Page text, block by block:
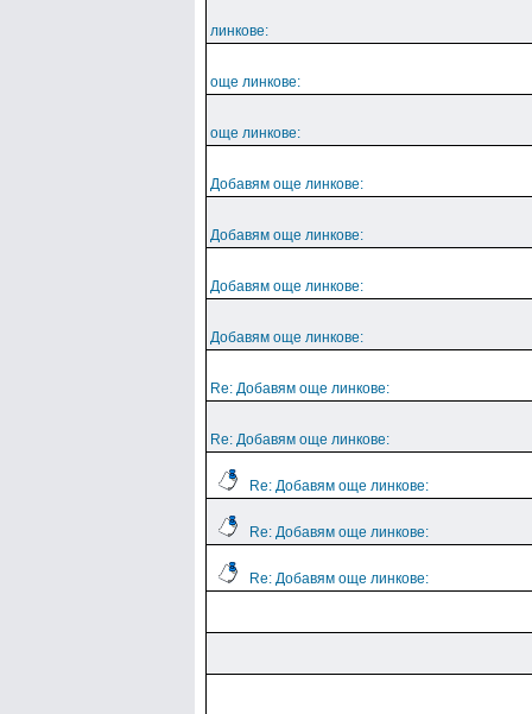
линкове:
още линкове:
още линкове:
Добавям още линкове:
Добавям още линкове:
Добавям още линкове:
Добавям още линкове:
Re: Добавям още линкове:
Re: Добавям още линкове:
Re: Добавям още линкове:
Re: Добавям още линкове:
Re: Добавям още линкове: